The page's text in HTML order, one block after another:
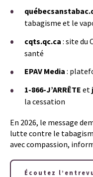
tabagisme et le
cqts.qc.ca : site du
santé
EPAV Media :
1-866-J’ARRÊTE et
la cessation
En 2026, le message
lutte contre le
avec compassion,
Écoutez